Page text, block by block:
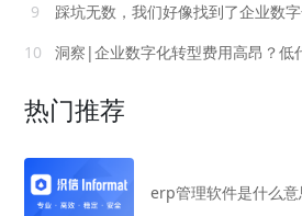
9
踩坑无数，我们好像找到了企业数
10
洞察|企业数字化转型费用高昂？低
热门推荐
erp管理软件是什么意